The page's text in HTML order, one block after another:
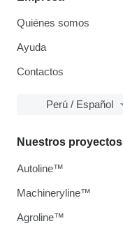
Quiénes somos
Ayuda
Contactos
Perú / Español
Nuestros proyectos
Autoline™
Machineryline™
Agroline™